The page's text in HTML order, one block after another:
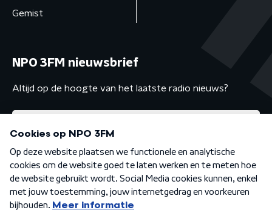
Gemist
NPO 3FM nieuwsbrief
Altijd op de hoogte van het laatste radio nieuws?
Algemene voorwaarden Privacybeleid